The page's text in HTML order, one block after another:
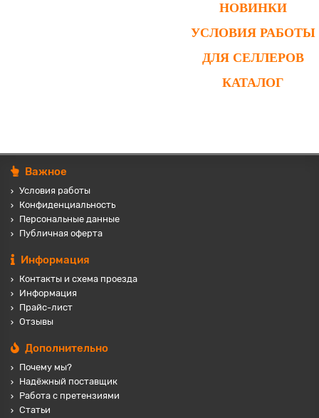
НОВИНКИ
УСЛОВИЯ РАБОТЫ
ДЛЯ СЕЛЛЕРОВ
КАТАЛОГ
Важное
Условия работы
Конфиденциальность
Персональные данные
Публичная оферта
Информация
Контакты и схема проезда
Информация
Прайс-лист
Отзывы
Дополнительно
Почему мы?
Надёжный поставщик
Работа с претензиями
Статьи